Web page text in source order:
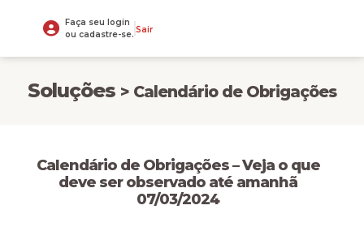
Faça seu login
ou cadastre-se. Sair
Soluções > Calendário de Obrigações
Calendário de Obrigações – Veja o que
deve ser observado até amanhã
07/03/2024